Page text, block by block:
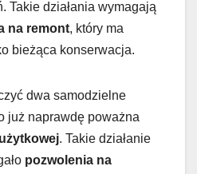
Takie działania wymagają
na remont, który ma
bieżąca konserwacja.
dwa samodzielne
już naprawdę poważna
. Takie działanie
pozwolenia na